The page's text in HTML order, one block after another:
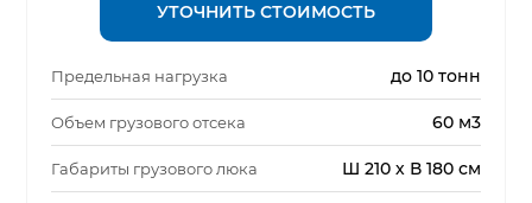
УТОЧНИТЬ СТОИМОСТЬ
Предельная нагрузка до 10 тонн
Объем грузового отсека 60 м3
Габариты грузового люка Ш 210 х В 180 см